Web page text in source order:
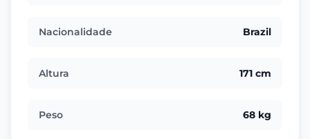
Nacionalidade Brazil
Altura 171 cm
Peso 68 kg